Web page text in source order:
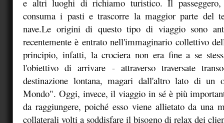
e altri luoghi di richiamo turistico. Il passeggero,
consuma i pasti e trascorre la maggior parte del
nave.Le origini di questo tipo di viaggio sono
recentemente è entrato nell'immaginario collettivo
principio, infatti, la crociera non era fine a se
l'obiettivo di arrivare - attraverso traversate
destinazione lontana, magari dall'altro lato di un
Mondo". Oggi, invece, il viaggio in sé è più
da raggiungere, poiché esso viene allietato da una
collaterali volti a soddisfare il bisogno di relax dei